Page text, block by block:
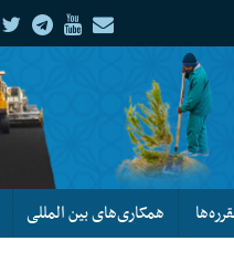
همکاری‌های بین المللی